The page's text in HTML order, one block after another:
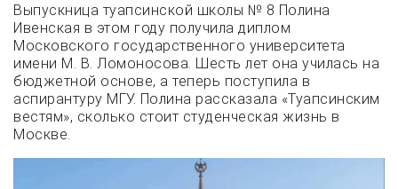
Выпускница туапсинской школы № 8 Полина
Ивенская в этом году получила диплом
Московского государственного университета
имени М. В. Ломоносова. Шесть лет она училась на
бюджетной основе, а теперь поступила в
аспирантуру МГУ. Полина рассказала «Туапсинским
вестям», сколько стоит студенческая жизнь в
Москве.